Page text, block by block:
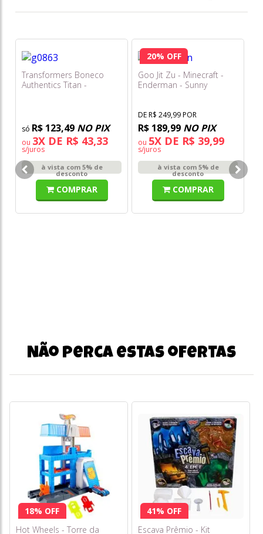
Transformers Boneco
Authentics Titan -
R$ 123,49 NO PIX
ou 3X DE R$ 43,33
s/juros
à vista com 5% de
desconto
COMPRAR
20% OFF
Goo Jit Zu - Minecraft -
Enderman - Sunny
DE R$ 249,99 POR
R$ 189,99 NO PIX
ou 5X DE R$ 39,99
s/juros
à vista com 5% de
desconto
COMPRAR
Não perca estas ofertas
18% OFF
Hot Wheels - Torre da
41% OFF
Escava Prêmio - Kit